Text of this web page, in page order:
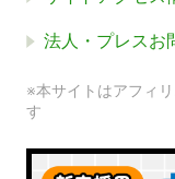
法人・プレスお
※本サイトはアフィ
す